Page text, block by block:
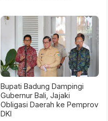
Bupati Badung Dampingi
Gubernur Bali, Jajaki
Obligasi Daerah ke Pemprov
DKI